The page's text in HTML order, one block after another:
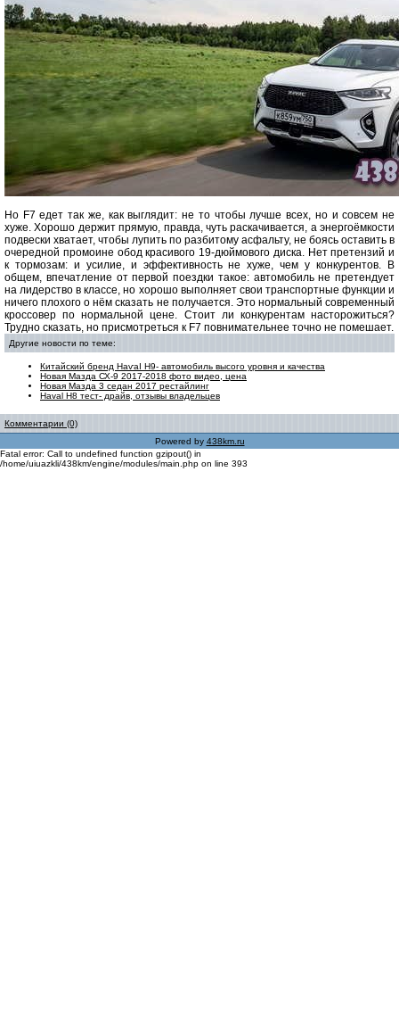
Но F7 едет так же, как выглядит: не то чтобы лучше всех, но и совсем не
хуже. Хорошо держит прямую, правда, чуть раскачивается, а энергоёмкости
подвески хватает, чтобы лупить по разбитому асфальту, не боясь оставить в
очередной промоине обод красивого 19-дюймового диска. Нет претензий и
к тормозам: и усилие, и эффективность не хуже, чем у конкурентов. В
общем, впечатление от первой поездки такое: автомобиль не претендует
на лидерство в классе, но хорошо выполняет свои транспортные функции и
ничего плохого о нём сказать не получается. Это нормальный современный
кроссовер по нормальной цене. Стоит ли конкурентам насторожиться?
Трудно сказать, но присмотреться к F7 повнимательнее точно не помешает.
Другие новости по теме:
Китайский бренд НаѵаІ Н9- автомобиль высого уровня и качества
Новая Мазда СХ-9 2017-2018 фото видео, цена
Новая Мазда 3 седан 2017 рестайлинг
Haval H8 тест- драйв, отзывы владельцев
Комментарии (0)
Powered by 438km.ru
Fatal error: Call to undefined function gzipout() in
/home/uiuazkli/438km/engine/modules/main.php on line 393